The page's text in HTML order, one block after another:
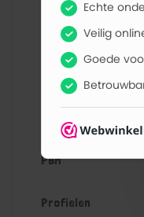
Logistiek
Machines
PBM
Profielen